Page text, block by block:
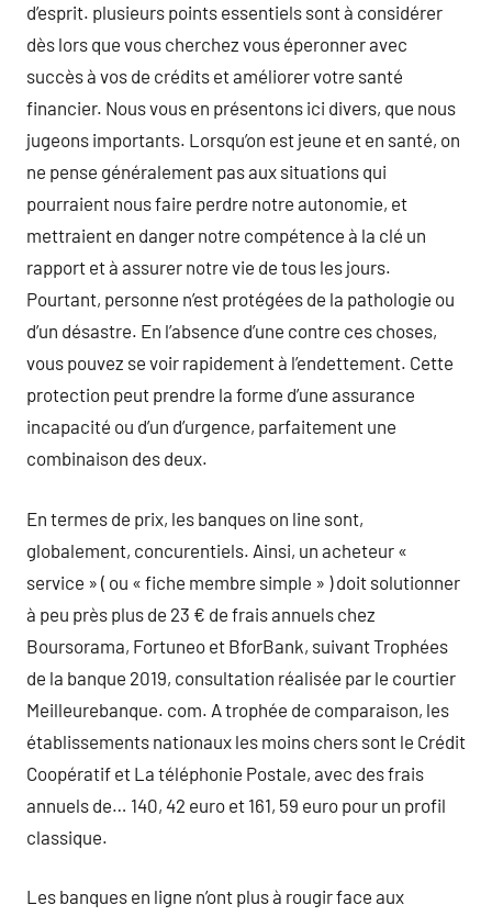
d’esprit. plusieurs points essentiels sont à considérer
dès lors que vous cherchez vous éperonner avec
succès à vos de crédits et améliorer votre santé
financier. Nous vous en présentons ici divers, que nous
jugeons importants. Lorsqu’on est jeune et en santé, on
ne pense généralement pas aux situations qui
pourraient nous faire perdre notre autonomie, et
mettraient en danger notre compétence à la clé un
rapport et à assurer notre vie de tous les jours.
Pourtant, personne n’est protégées de la pathologie ou
d’un désastre. En l’absence d’une contre ces choses,
vous pouvez se voir rapidement à l’endettement. Cette
protection peut prendre la forme d’une assurance
incapacité ou d’un d’urgence, parfaitement une
combinaison des deux.
En termes de prix, les banques on line sont,
globalement, concurentiels. Ainsi, un acheteur «
service » ( ou « fiche membre simple » ) doit solutionner
à peu près plus de 23 € de frais annuels chez
Boursorama, Fortuneo et BforBank, suivant Trophées
de la banque 2019, consultation réalisée par le courtier
Meilleurebanque. com. A trophée de comparaison, les
établissements nationaux les moins chers sont le Crédit
Coopératif et La téléphonie Postale, avec des frais
annuels de… 140, 42 euro et 161, 59 euro pour un profil
classique.
Les banques en ligne n’ont plus à rougir face aux